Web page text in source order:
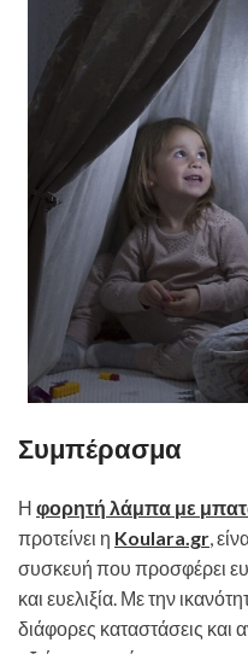
Συμπέρασμα
Η φορητή λάμπα με
προτείνει η Koulara.gr,
συσκευή που προσφέρει
και ευελιξία. Με την
διάφορες καταστάσεις και